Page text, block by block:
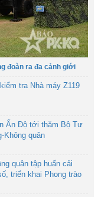
đoàn ra đa cảnh giới
tra Nhà máy Z119
Ấn Độ tới thăm Bộ Tư
Không quân
quân tập huấn cải
triển khai Phong trào